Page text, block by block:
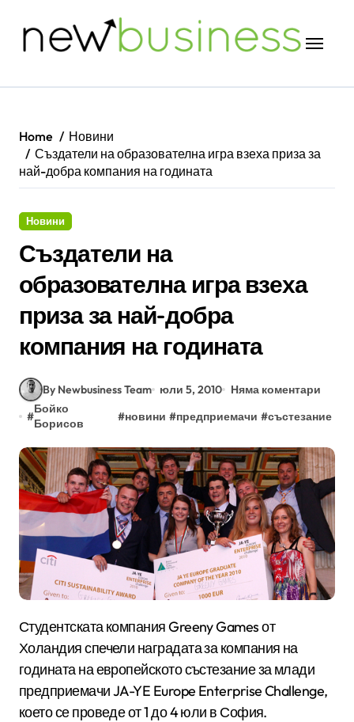
Home
Новини
Създатели на образователна игра взеха приза за
най-добра компания на годината
Новини
Създатели на
образователна игра взеха
приза за най-добра
компания на годината
By Newbusiness Team юли 5, 2010
Няма коментари
#
Бойко
Борисов
#новини #предприемачи #състезание
Студентската компания Greeny Games от
Холандия спечели наградата за компания на
годината на европейското състезание за млади
предприемачи JA-YE Europe Enterprise Challenge,
което се проведе от 1 до 4 юли в София.